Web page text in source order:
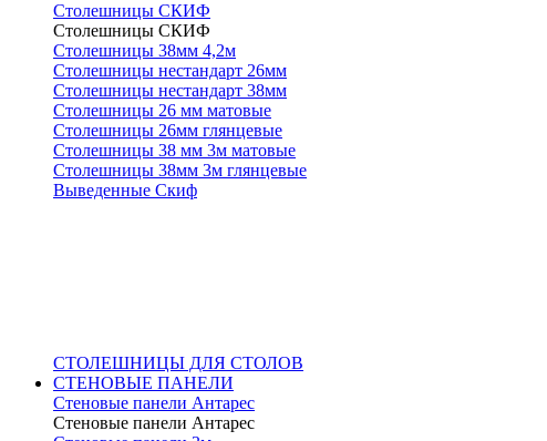
Столешницы СКИФ
Столешницы СКИФ
Столешницы 38мм 4,2м
Столешницы нестандарт 26мм
Столешницы нестандарт 38мм
Столешницы 26 мм матовые
Столешницы 26мм глянцевые
Столешницы 38 мм 3м матовые
Столешницы 38мм 3м глянцевые
Выведенные Скиф
СТОЛЕШНИЦЫ ДЛЯ СТОЛОВ
СТЕНОВЫЕ ПАНЕЛИ
Стеновые панели Антарес
Стеновые панели Антарес